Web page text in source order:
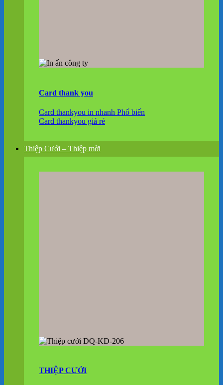
Card thank you
Card thankyou in nhanh
Card thankyou giá rẻ
Thiệp Cưới – Thiệp mời
THIỆP CƯỚI